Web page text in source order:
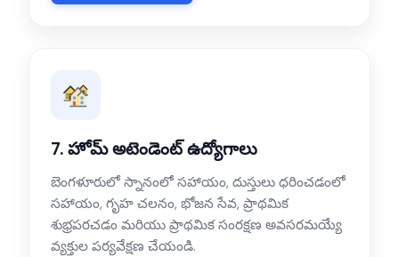
7. హోమ్ అటెండెంట్ ఉద్యోగాలు
బెంగళూరులో స్నానంలో సహాయం, దుస్తులు ధరించడంలో
సహాయం, గృహ చలనం, భోజన సేవ, ప్రాథమిక
శుభ్రపరచడం మరియు ప్రాథమిక సంరక్షణ అవసరమయ్యే
వ్యక్తుల పర్యవేక్షణ చేయండి.